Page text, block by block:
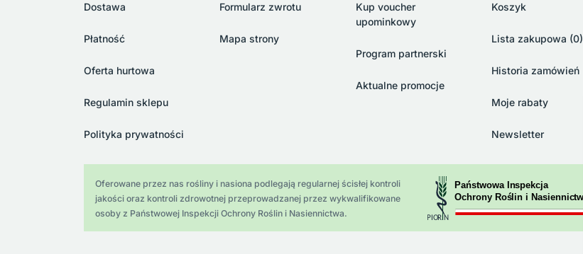
Dostawa
Płatność
Oferta hurtowa
Regulamin sklepu
Polityka prywatności
Formularz zwrotu
Mapa strony
Kup voucher
upominkowy
Program partnerski
Aktualne promocje
Koszyk
Lista zakupowa (0)
Historia zamówień
Moje rabaty
Newsletter
Oferowane przez nas rośliny i nasiona podlegają regularnej ścisłej kontroli
jakości oraz kontroli zdrowotnej przeprowadzanej przez wykwalifikowane
osoby z Państwowej Inspekcji Ochrony Roślin i Nasiennictwa.